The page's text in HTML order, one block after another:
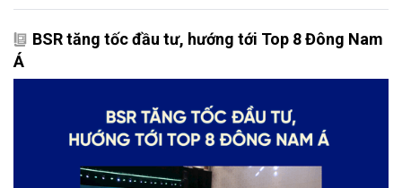
BSR tăng tốc đầu tư, hướng tới Top 8 Đông Nam
Á